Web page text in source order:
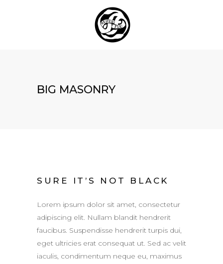
BIG MASONRY
SURE IT’S NOT BLACK
Lorem ipsum dolor sit amet, consectetur
adipiscing elit. Nullam blandit hendrerit
faucibus. Suspendisse hendrerit turpis dui,
eget ultricies erat consequat ut. Sed ac velit
iaculis, condimentum neque eu, maximus